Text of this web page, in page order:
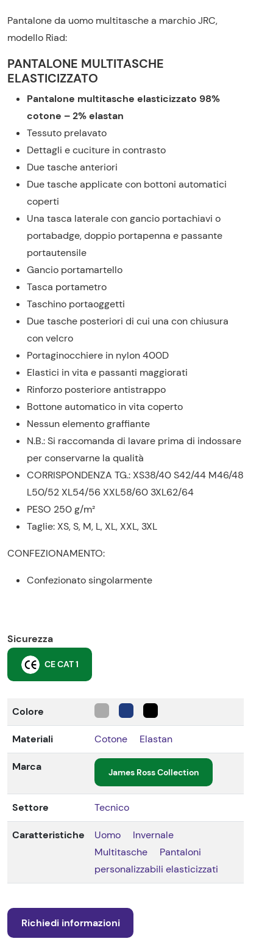
Pantalone da uomo multitasche a marchio JRC,
modello Riad:
PANTALONE MULTITASCHE
ELASTICIZZATO
Pantalone multitasche elasticizzato 98%
cotone – 2% elastan
Tessuto prelavato
Dettagli e cuciture in contrasto
Due tasche anteriori
Due tasche applicate con bottoni automatici
coperti
Una tasca laterale con gancio portachiavi o
portabadge, doppio portapenna e passante
portautensile
Gancio portamartello
Tasca portametro
Taschino portaoggetti
Due tasche posteriori di cui una con chiusura
con velcro
Portaginocchiere in nylon 400D
Elastici in vita e passanti maggiorati
Rinforzo posteriore antistrappo
Bottone automatico in vita coperto
Nessun elemento graffiante
N.B.: Si raccomanda di lavare prima di indossare
per conservarne la qualità
CORRISPONDENZA TG.: XS38/40 S42/44 M46/48
L50/52 XL54/56 XXL58/60 3XL62/64
PESO 250 g/m²
Taglie:XS, S, M, L, XL, XXL, 3XL
CONFEZIONAMENTO:
Confezionato singolarmente
Sicurezza
CE CAT 1
Colore
Materiali Cotone Elastan
Marca James Ross Collection
Settore Tecnico
Caratteristiche Uomo
Invernale
Multitasche
Pantaloni
personalizzabili elasticizzati
Richiedi informazioni